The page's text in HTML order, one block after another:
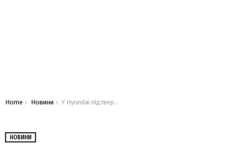
You are here:
Home Новини У Hyundai підтвердили серійний випуск ефектного водневого купе N Vision 74 у ретростилі
НОВИНИ